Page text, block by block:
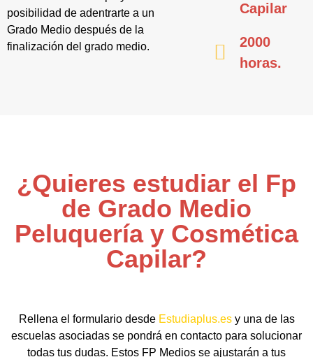
posibilidad de adentrarte a un
Grado Medio después de la
finalización del grado medio.
Capilar
2000
horas.
¿Quieres estudiar el Fp
de Grado Medio
Peluquería y Cosmética
Capilar?
Rellena el formulario desde Estudiaplus.esy una de las
escuelas asociadas se pondrá en contacto para solucionar
todas tus dudas. Estos FP Medios se ajustarán a tus